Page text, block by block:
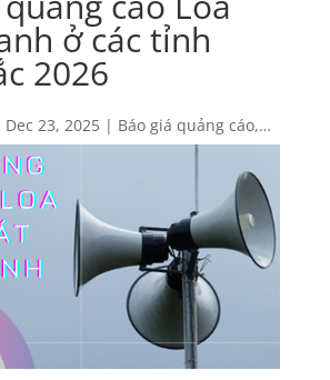
ở các tỉnh
2026
Dec 23, 2025| Báo giá quảng cáo,
VOV|0 Lời bình